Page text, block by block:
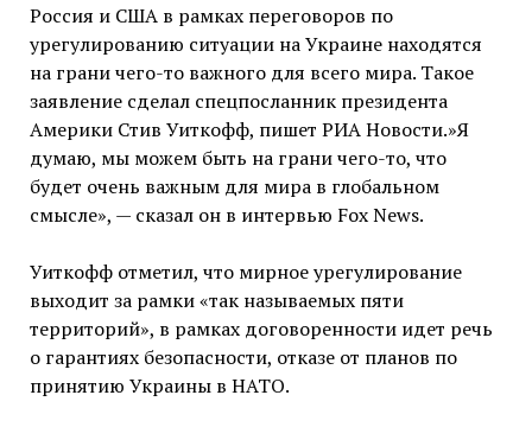
Россия и США в рамках переговоров по
урегулированию ситуации на Украине находятся
на грани чего-то важного для всего мира. Такое
заявление сделал спецпосланник президента
Америки Стив Уиткофф, пишет РИА Новости.»Я
думаю, мы можем быть на грани чего-то, что
будет очень важным для мира в глобальном
смысле», — сказал он в интервью Fox News.
Уиткофф отметил, что мирное урегулирование
выходит за рамки «так называемых пяти
территорий», в рамках договоренности идет речь
о гарантиях безопасности, отказе от планов по
принятию Украины в НАТО.